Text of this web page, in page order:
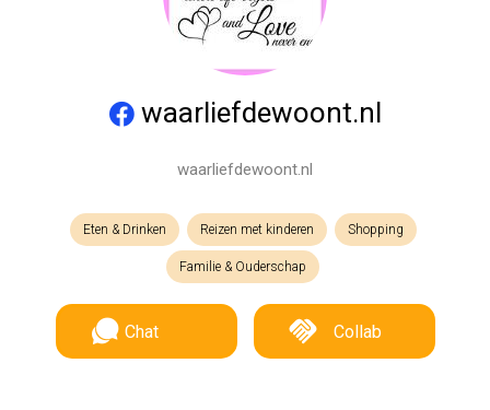
waarliefdewoont.nl
waarliefdewoont.nl
Eten & Drinken Reizen met kinderen Shopping
Familie & Ouderschap
Chat Collab